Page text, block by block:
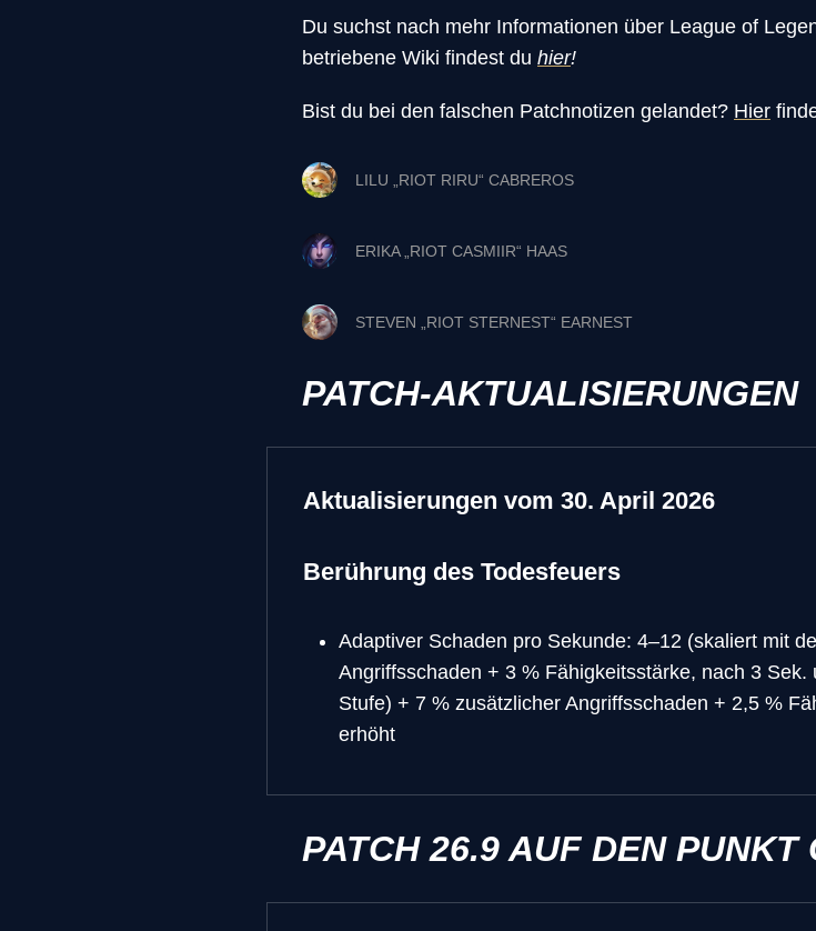
Du suchst nach mehr Informationen über League of
betriebene Wiki findest du hier!
Bist du bei den falschen Patchnotizen gelandet? Hier
LILU „RIOT RIRU“ CABREROS
ERIKA „RIOT CASMIIR“ HAAS
STEVEN „RIOT STERNEST“ EARNEST
PATCH-AKTUALISIERUNGEN
Aktualisierungen vom 30. April 2026
Berührung des Todesfeuers
Adaptiver Schaden pro Sekunde: 4–12 (skaliert mit
Angriffsschaden + 3 % Fähigkeitsstärke, nach 3
Stufe) + 7 % zusätzlicher Angriffsschaden + 2,5 %
erhöht
PATCH 26.9 AUF DEN PUNKT